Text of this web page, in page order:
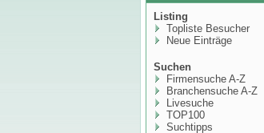
Listing
Topliste Besucher
Neue Einträge
Suchen
Firmensuche A-Z
Branchensuche A-Z
Livesuche
TOP100
Suchtipps